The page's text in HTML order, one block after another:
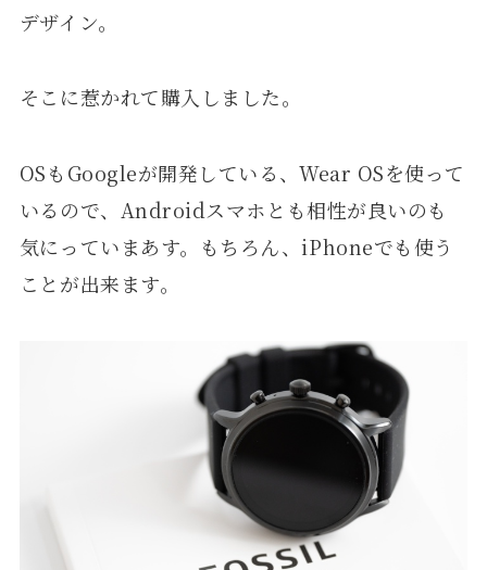
デザイン。
そこに惹かれて購入しました。
OSもGoogleが開発している、Wear OSを使って
いるので、Androidスマホとも相性が良いのも
気にっていまあす。もちろん、iPhoneでも使う
ことが出来ます。